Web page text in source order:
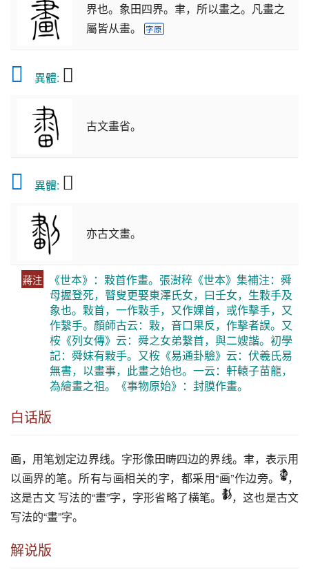
界也。象田四界。聿，所以畫之。凡畫之
屬皆从畫。
字原
𨽶 異體: 𤱪
古文畫省。
𠟷 異體: 𠞷
亦古文畫。
蔣注
《世本》：敤首作畫。張澍稡《世本》集補注：舜
母握登死，瞽叟更娶東澤氏女，曰壬女，生敤手及
象也。敤首，一作敤手，又作婐首，或作擊手，又
作繫手。顏師古云：敤，音口果反，作擊者誤。又
桉《列女傳》云：舜之女弟繫首，與二嫂諧。初學
記：舜妹有敤手。又桉《易通卦驗》云：伏羲氏易
無書，以畫事，此畫之始也。一云：軒轅子苗龍，
為繪畫之祖。《事物原始》：封膜作畫。
白话版
画，用笔划定边界线。字形像田畴四边的界线。聿，表示用
以画界的笔。所有与画相关的字，都采用“画”作边旁。
，
这是古文 写法的“畫”字，字形省略了横笔。
，这也是古文
写法的“畫”字。
解说版